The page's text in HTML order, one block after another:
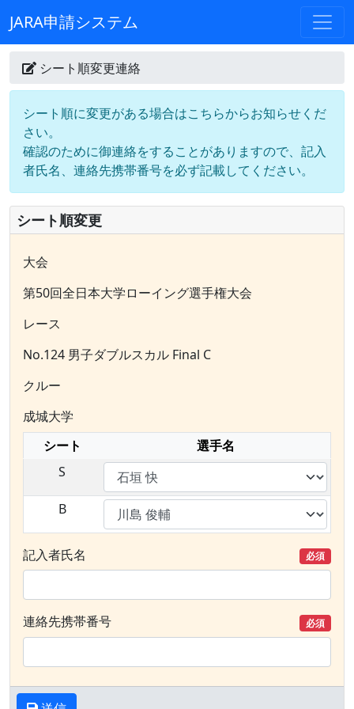
JARA申請システム
シート順変更連絡
シート順に変更がある場合はこちらからお知らせくだ
さい。
確認のために御連絡をすることがありますので、記入
者氏名、連絡先携帯番号を必ず記載してください。
シート順変更
大会
第50回全日本大学ローイング選手権大会
レース
No.124 男子ダブルスカル Final C
クルー
成城大学
シート
選手名
S
B
記入者氏名 必須
連絡先携帯番号 必須